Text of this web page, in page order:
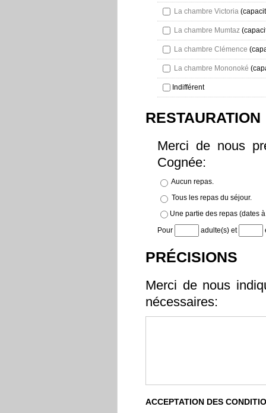
La chambre Victoria
La chambre Mumtaz
La chambre Clémence
La chambre Mononoké
Indifférent
RESTAURATION
Merci de nous
Cognée:
Aucun repas.
Tous les repas du séjour.
Une partie des repas (dates
Pour adulte(s) et
PRÉCISIONS
Merci de nous
nécessaires:
ACCEPTATION DES